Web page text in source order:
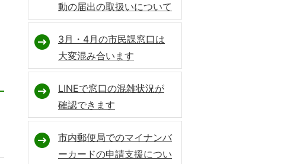
動の届出の取扱いについて
3月・4月の市民課窓口は
大変混み合います
LINEで窓口の混雑状況が
確認できます
市内郵便局でのマイナンバ
ーカードの申請支援につい